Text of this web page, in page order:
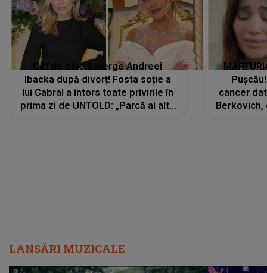
Cât de bine îi merge Andreei
Ibacka după divorț! Fosta soție a
lui Cabral a întors toate privirile în
prima zi de UNTOLD: „Parcă ai altă
cancer
Berkovich,
LANSĂRI MUZICALE